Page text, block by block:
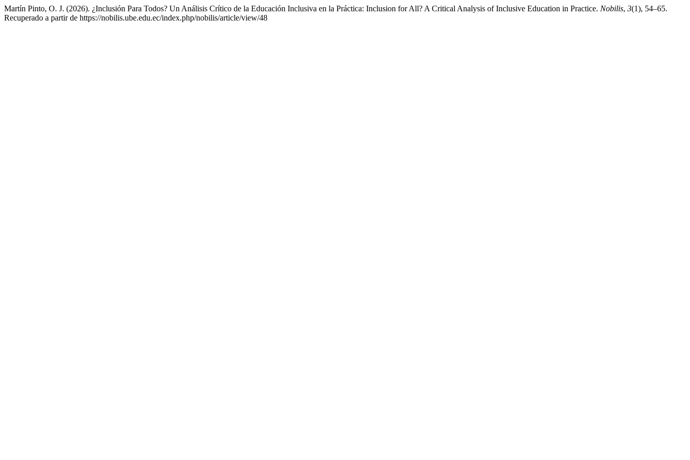
Martín Pinto, O. J. (2026). ¿Inclusión Para Todos? Un Análisis Crítico de la Educación Inclusiva en la Práctica: Inclusion for All? A Critical Analysis of Inclusive Education in Practice. Nobilis, 3(1), 54–65.
Recuperado a partir de https://nobilis.ube.edu.ec/index.php/nobilis/article/view/48